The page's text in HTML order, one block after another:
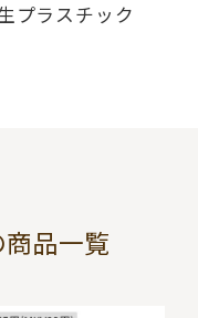
プラスチック
商品一覧